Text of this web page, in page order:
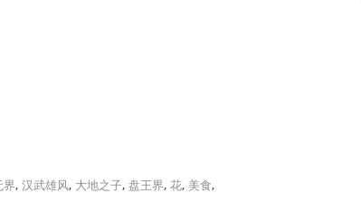
界, 汉武雄风, 大地之子, 盘王界, 花, 美食,